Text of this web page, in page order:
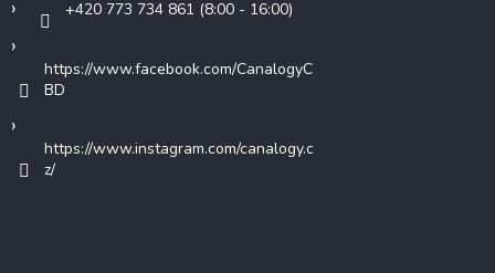
+420 773 734 861 (8:00 - 16:00)
https://www.facebook.com/CanalogyC
BD
https://www.instagram.com/canalogy.c
z/